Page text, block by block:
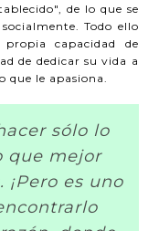
de lo que se
Todo ello
capacidad de
de dedicar su vida a
que le apasiona.
sólo lo
que mejor
¡Pero es uno